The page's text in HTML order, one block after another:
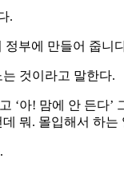
.
부에 만들어 줍니
것이라고 말한다.
아! 맘에 안 든다’
뭐. 몰입해서 하는